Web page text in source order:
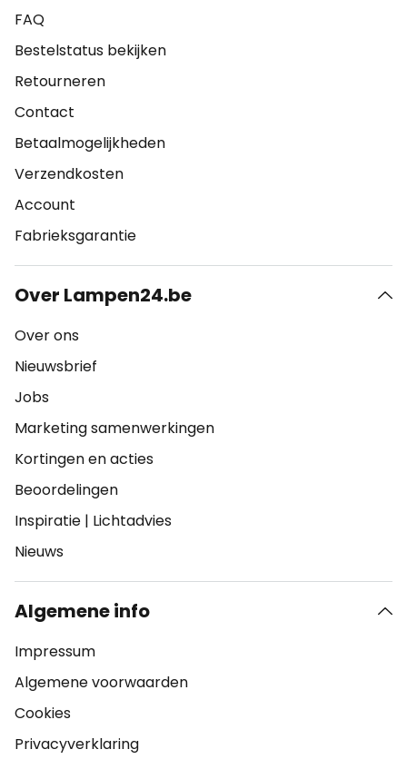
FAQ
Bestelstatus bekijken
Retourneren
Contact
Betaalmogelijkheden
Verzendkosten
Account
Fabrieksgarantie
Over Lampen24.be
Over ons
Nieuwsbrief
Jobs
Marketing samenwerkingen
Kortingen en acties
Beoordelingen
Inspiratie | Lichtadvies
Nieuws
Algemene info
Impressum
Algemene voorwaarden
Cookies
Privacyverklaring